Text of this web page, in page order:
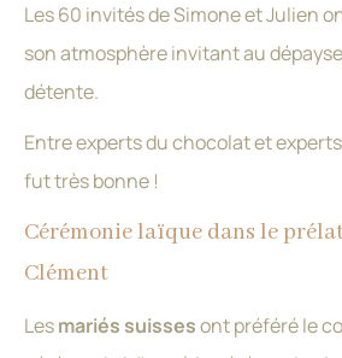
Les 60 invités de Simone et Julien
son atmosphère invitant au
détente.
Entre experts du chocolat et
fut très bonne !
Cérémonie laïque dans le
Clément
Lesmariés suissesont préféré le